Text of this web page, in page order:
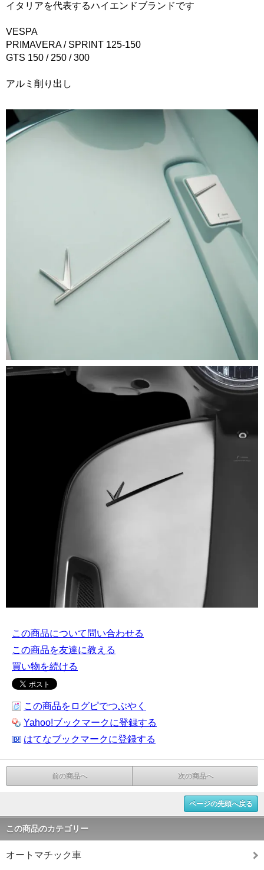
イタリアを代表するハイエンドブランドです
VESPA
PRIMAVERA / SPRINT 125-150
GTS 150 / 250 / 300
アルミ削り出し
この商品について問い合わせる
この商品を友達に教える
買い物を続ける
この商品をログピでつぶやく
Yahoo!ブックマークに登録する
はてなブックマークに登録する
前の商品へ 次の商品へ
ページの先頭へ戻る
この商品のカテゴリー
オートマチック車